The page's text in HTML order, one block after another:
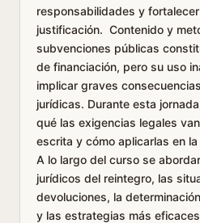
responsabilidades y
justificación. Contenido y
subvenciones públicas
de financiación, pero su uso
implicar graves
jurídicas. Durante esta
qué las exigencias legales
escrita y cómo aplicarlas en
A lo largo del curso se
jurídicos del reintegro, las
devoluciones, la
y las estrategias más